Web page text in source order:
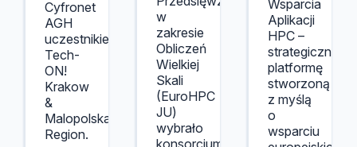
Cyfronet
AGH
uczestnikiem
Tech-
ON!
Krakow
&
Malopolska
Region.
w
zakresie
Obliczeń
Wielkiej
Skali
(EuroHPC
JU)
wybrało
konsorcjum
Wsparcia
Aplikacji
HPC –
strategiczną
platformę
stworzoną
z myślą
o
wsparciu